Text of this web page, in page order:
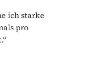
ich starke
pro